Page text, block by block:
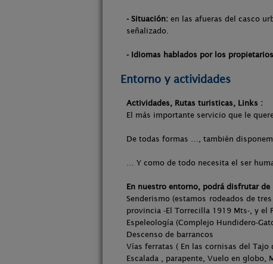
- Situación: en las afueras del casco
señalizado.
- Idiomas hablados por los
Entorno y actividades
Actividades, Rutas turisticas, Links :
El más importante servicio que le
De todas formas …, también
… Y como de todo necesita el ser
En nuestro entorno, podrá disfrutar
Senderismo (estamos rodeados de
provincia -El Torrecilla 1919 Mts-, y el
Espeleología (Complejo Hundidero-
Descenso de barrancos
Vías ferratas ( En las cornisas del Tajo
Escalada , parapente, Vuelo en